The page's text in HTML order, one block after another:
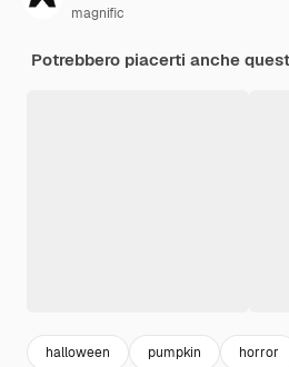
magnific
Potrebbero piacerti anche
halloween pumpkin horror